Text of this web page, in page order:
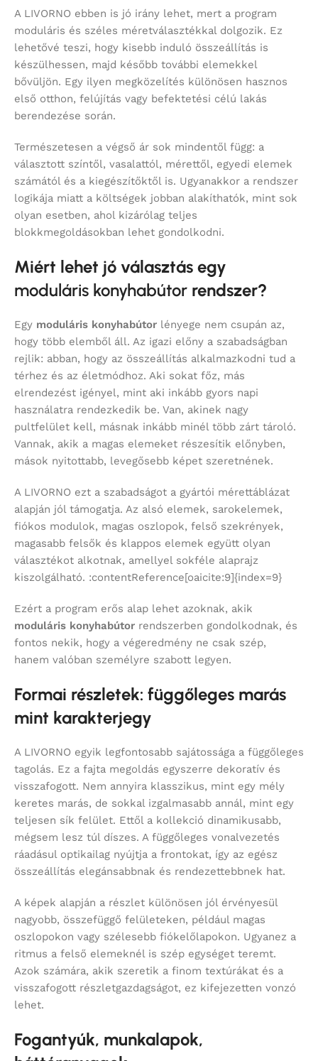
A LIVORNO ebben is jó irány lehet, mert a program
moduláris és széles méretválasztékkal dolgozik. Ez
lehetővé teszi, hogy kisebb induló összeállítás is
készülhessen, majd később további elemekkel
bővüljön. Egy ilyen megközelítés különösen hasznos
első otthon, felújítás vagy befektetési célú lakás
berendezése során.
Természetesen a végső ár sok mindentől függ: a
választott színtől, vasalattól, mérettől, egyedi elemek
számától és a kiegészítőktől is. Ugyanakkor a rendszer
logikája miatt a költségek jobban alakíthatók, mint sok
olyan esetben, ahol kizárólag teljes
blokkmegoldásokban lehet gondolkodni.
Miért lehet jó választás egy
moduláris konyhabútor rendszer?
Egy moduláris konyhabútor lényege nem csupán az,
hogy több elemből áll. Az igazi előny a szabadságban
rejlik: abban, hogy az összeállítás alkalmazkodni tud a
térhez és az életmódhoz. Aki sokat főz, más
elrendezést igényel, mint aki inkább gyors napi
használatra rendezkedik be. Van, akinek nagy
pultfelület kell, másnak inkább minél több zárt tároló.
Vannak, akik a magas elemeket részesítik előnyben,
mások nyitottabb, levegősebb képet szeretnének.
A LIVORNO ezt a szabadságot a gyártói mérettáblázat
alapján jól támogatja. Az alsó elemek, sarokelemek,
fiókos modulok, magas oszlopok, felső szekrények,
magasabb felsők és klappos elemek együtt olyan
választékot alkotnak, amellyel sokféle alaprajz
kiszolgálható. :contentReference[oaicite:9]{index=9}
Ezért a program erős alap lehet azoknak, akik
moduláris konyhabútor rendszerben gondolkodnak, és
fontos nekik, hogy a végeredmény ne csak szép,
hanem valóban személyre szabott legyen.
Formai részletek: függőleges marás
mint karakterjegy
A LIVORNO egyik legfontosabb sajátossága a függőleges
tagolás. Ez a fajta megoldás egyszerre dekoratív és
visszafogott. Nem annyira klasszikus, mint egy mély
keretes marás, de sokkal izgalmasabb annál, mint egy
teljesen sík felület. Ettől a kollekció dinamikusabb,
mégsem lesz túl díszes. A függőleges vonalvezetés
ráadásul optikailag nyújtja a frontokat, így az egész
összeállítás elegánsabbnak és rendezettebbnek hat.
A képek alapján a részlet különösen jól érvényesül
nagyobb, összefüggő felületeken, például magas
oszlopokon vagy szélesebb fiókelőlapokon. Ugyanez a
ritmus a felső elemeknél is szép egységet teremt.
Azok számára, akik szeretik a finom textúrákat és a
visszafogott részletgazdagságot, ez kifejezetten vonzó
lehet.
Fogantyúk, munkalapok,